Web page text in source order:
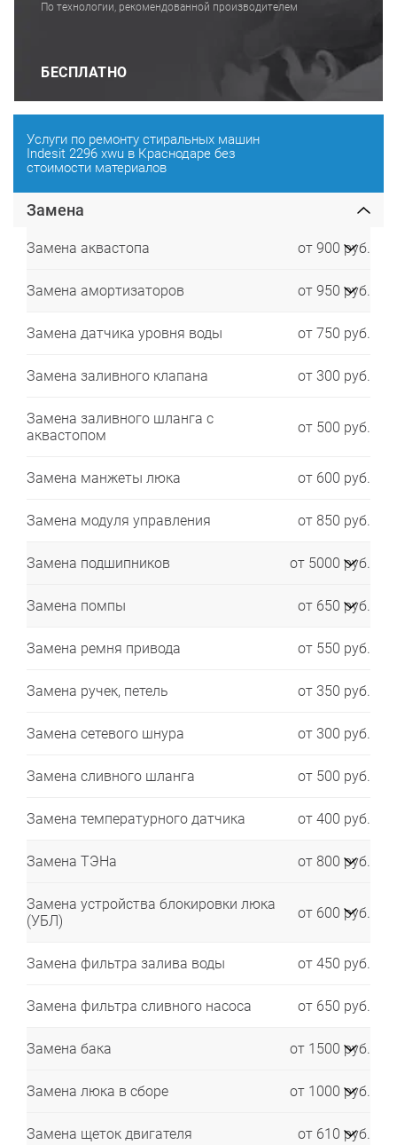
По технологии, рекомендованной производителем
БЕСПЛАТНО
Услуги по ремонту стиральных машин
Indesit 2296 xwu в Краснодаре без
стоимости материалов
Замена
Замена аквастопа от 900 руб.
Замена амортизаторов от 950 руб.
Замена датчика уровня воды от 750 руб.
Замена заливного клапана от 300 руб.
Замена заливного шланга с
аквастопом
от 500 руб.
Замена манжеты люка от 600 руб.
Замена модуля управления от 850 руб.
Замена подшипников от 5000 руб.
Замена помпы от 650 руб.
Замена ремня привода от 550 руб.
Замена ручек, петель от 350 руб.
Замена сетевого шнура от 300 руб.
Замена сливного шланга от 500 руб.
Замена температурного датчика от 400 руб.
Замена ТЭНа от 800 руб.
Замена устройства блокировки люка
(УБЛ)
от 600 руб.
Замена фильтра залива воды от 450 руб.
Замена фильтра сливного насоса от 650 руб.
Замена бака от 1500 руб.
Замена люка в сборе от 1000 руб.
Замена щеток двигателя от 610 руб.